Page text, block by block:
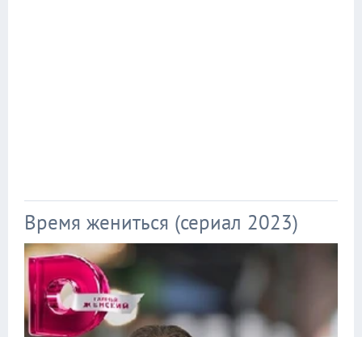
Время жениться (сериал 2023)